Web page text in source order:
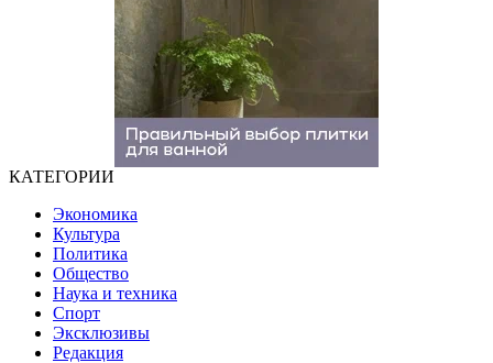
КАТЕГОРИИ
Экономика
Культура
Политика
Общество
Наука и техника
Спорт
Эксклюзивы
Редакция